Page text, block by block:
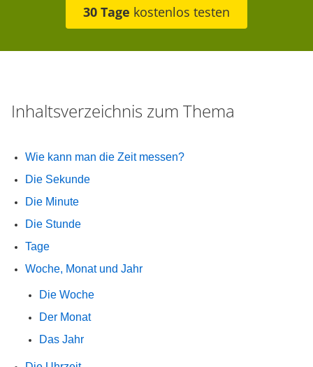
30 Tage kostenlos testen
Inhaltsverzeichnis zum Thema
Wie kann man die Zeit messen?
Die Sekunde
Die Minute
Die Stunde
Tage
Woche, Monat und Jahr
Die Woche
Der Monat
Das Jahr